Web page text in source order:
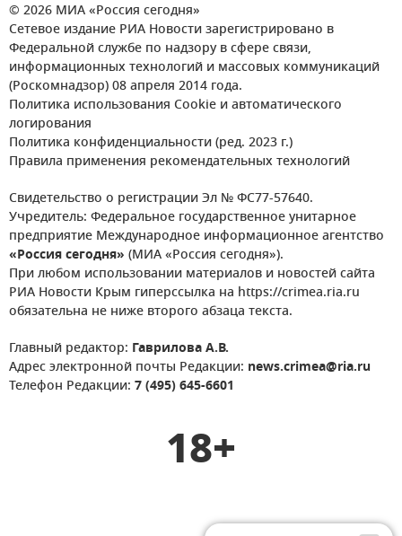
© 2026 МИА «Россия сегодня»
Сетевое издание РИА Новости зарегистрировано в
Федеральной службе по надзору в сфере связи,
информационных технологий и массовых коммуникаций
(Роскомнадзор) 08 апреля 2014 года.
Политика использования Cookie и автоматического
логирования
Политика конфиденциальности (ред. 2023 г.)
Правила применения рекомендательных технологий
Свидетельство о регистрации Эл № ФС77-57640.
Учредитель: Федеральное государственное унитарное
предприятие Международное информационное агентство
«Россия сегодня» (МИА «Россия сегодня»).
При любом использовании материалов и новостей сайта
РИА Новости Крым гиперссылка на https://crimea.ria.ru
обязательна не ниже второго абзаца текста.
Главный редактор: Гаврилова А.В.
Адрес электронной почты Редакции: news.crimea@ria.ru
Телефон Редакции: 7 (495) 645-6601
18+